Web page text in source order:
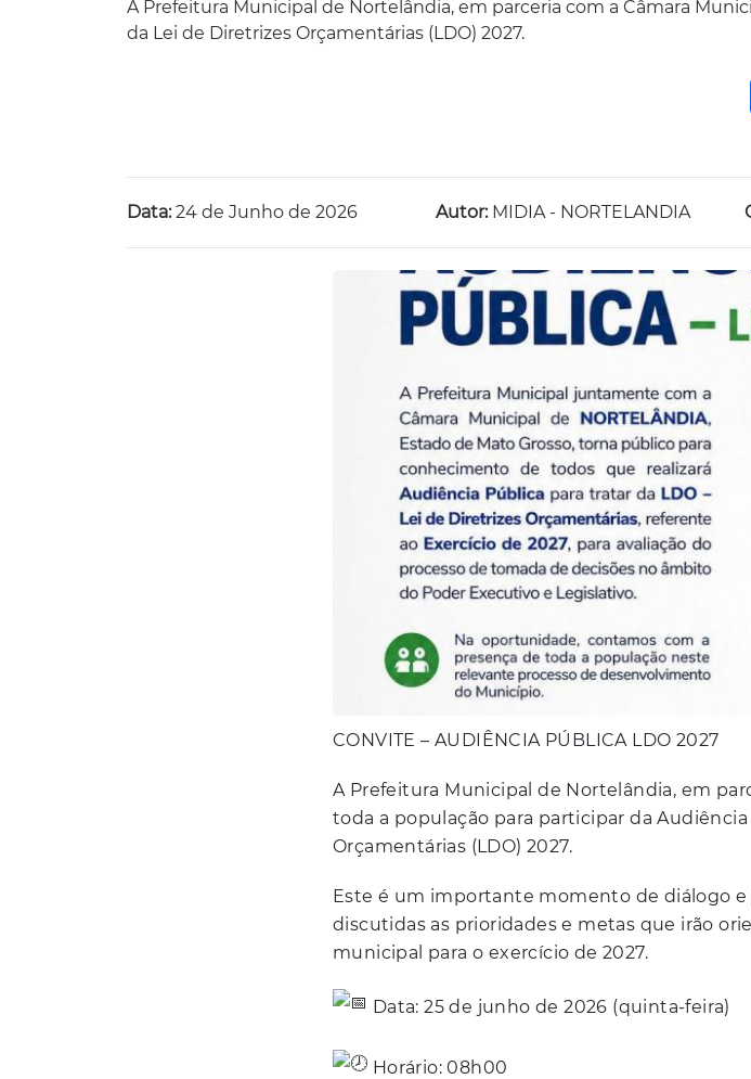
A Prefeitura Municipal de Nortelândia, em parceria com a Câmara
da Lei de Diretrizes Orçamentárias (LDO) 2027.
Data:24 de Junho de 2026 Autor:MIDIA - NORTELANDIA
CONVITE – AUDIÊNCIA PÚBLICA LDO 2027
A Prefeitura Municipal de Nortelândia, em
toda a população para participar da
Orçamentárias (LDO) 2027.
Este é um importante momento de diálogo e
discutidas as prioridades e metas que irão
municipal para o exercício de 2027.
Data: 25 de junho de 2026 (quinta-feira)
Horário: 08h00